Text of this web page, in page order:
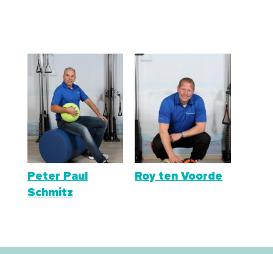
Peter Paul
Schmitz
Roy ten Voorde